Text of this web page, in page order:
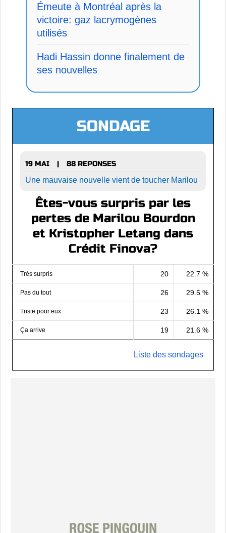
Émeute à Montréal après la
victoire: gaz lacrymogènes
utilisés
Hadi Hassin donne finalement de
ses nouvelles
SONDAGE
19 MAI |
88 REPONSES
Une mauvaise nouvelle vient de toucher Marilou
Êtes-vous surpris par les
pertes de Marilou Bourdon
et Kristopher Letang dans
Crédit Finova?
Très surpris 20 22.7 %
Pas du tout 26 29.5 %
Triste pour eux 23 26.1 %
Ça arrive 19 21.6 %
Liste des sondages